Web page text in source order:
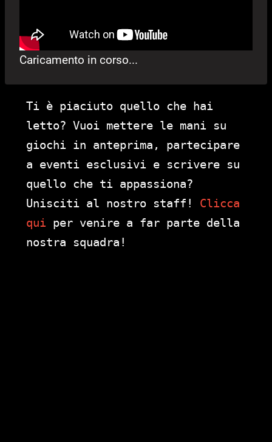
Caricamento in corso...
Ti è piaciuto quello che hai
letto? Vuoi mettere le mani su
giochi in anteprima, partecipare
a eventi esclusivi e scrivere su
quello che ti appassiona?
Unisciti al nostro staff! Clicca
qui per venire a far parte della
nostra squadra!